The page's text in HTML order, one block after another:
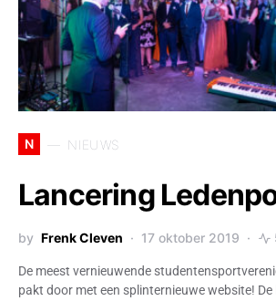
N NIEUWS
Lancering
by Frenk Cleven 17 oktober 2019
De meest vernieuwende
pakt door met een splinternieuwe website! De